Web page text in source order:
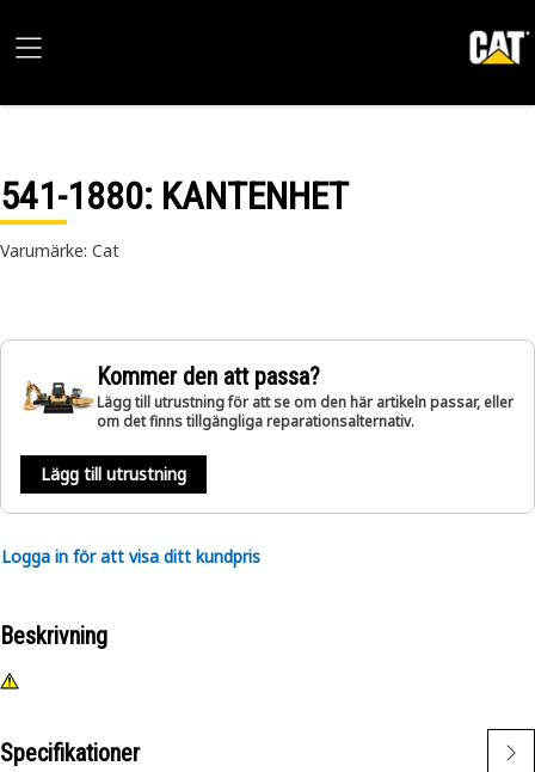
541-1880: KANTENHET
Varumärke: Cat
Kommer den att passa?
Lägg till utrustning för att se om den här artikeln passar, eller
om det finns tillgängliga reparationsalternativ.
Lägg till utrustning
Logga in för att visa ditt kundpris
Beskrivning
Specifikationer